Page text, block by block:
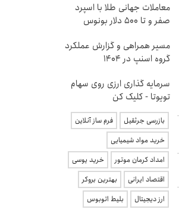
معاملات جهانی طلا با اسپرد
صفر و تا ۵۰۰ دلار بونوس
مسیر همراهی و گزارش عملکرد
گروه اسنپ در ۱۴۰۴
سرمایه گذاری ارزی روی سهام
تویوتا - کلیک کن
بازرسی جرثقیل
فرم ساز آنلاین
خرید مواد شیمیایی
امداد کرمان موتور
خرید یوسی
اقتصاد ایرانی
بهترین بروکر
ارز دیجیتال
بلیط اتوبوس